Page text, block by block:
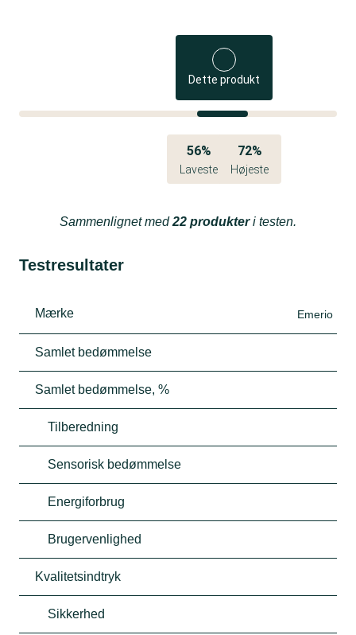
Dette produkt
56%
Laveste
72%
Højeste
Sammenlignet med22 produkteri testen.
Testresultater
Mærke Emerio
Samlet bedømmelse
Samlet bedømmelse, %
Tilberedning
Sensorisk bedømmelse
Energiforbrug
Brugervenlighed
Kvalitetsindtryk
Sikkerhed